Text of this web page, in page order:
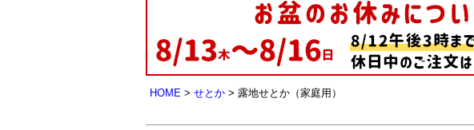
HOME せとか 露地せとか（家庭用）